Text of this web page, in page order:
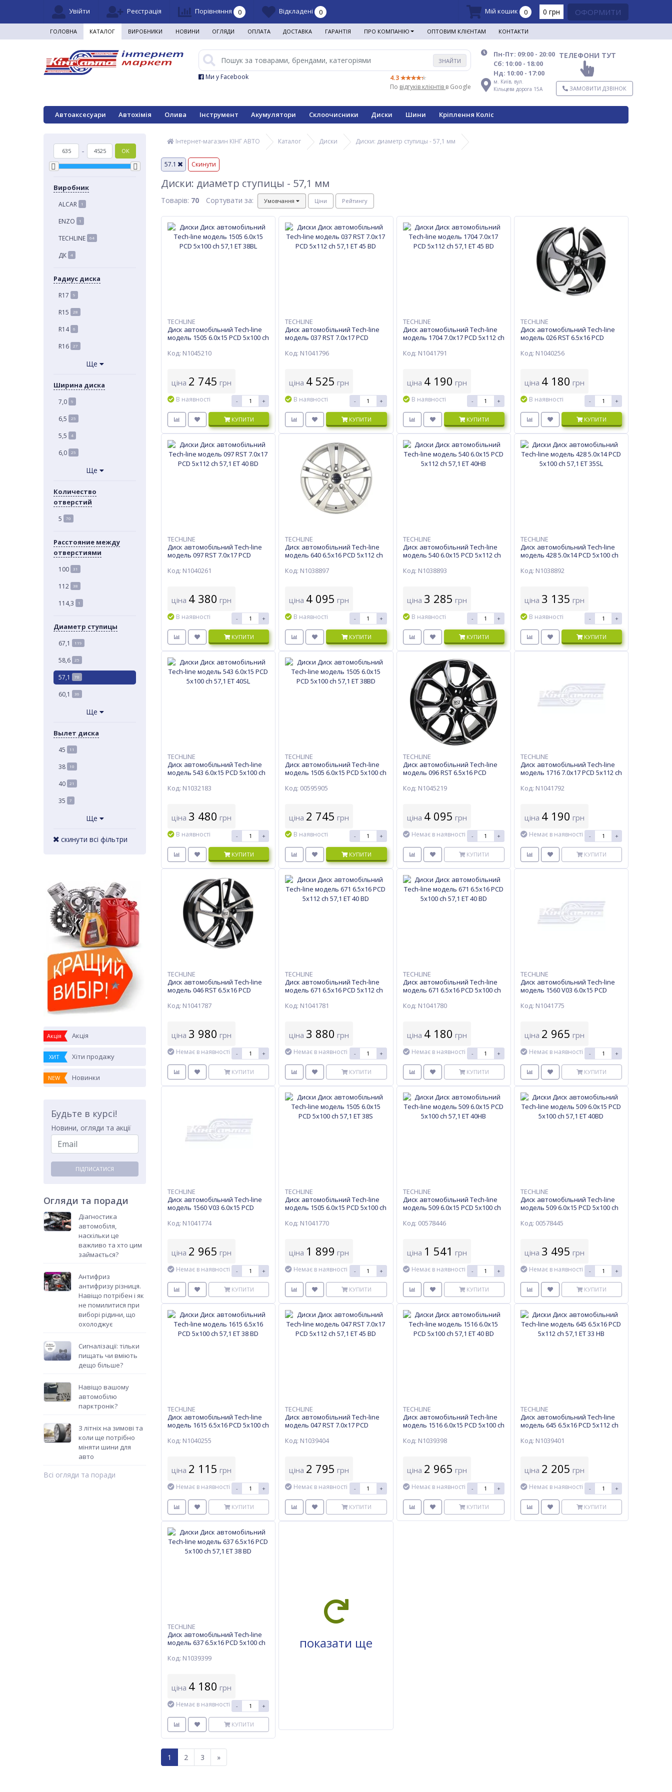
Увійти Реєстрація Порівняння 0 Відкладені 0 Мій кошик 0 0 грн ОФОРМИТИ
ГОЛОВНА КАТАЛОГ ВИРОБНИКИ НОВИНИ ОГЛЯДИ ОПЛАТА ДОСТАВКА ГАРАНТІЯ ПРО КОМПАНІЮ ОПТОВИМ КЛІЄНТАМ КОНТАКТИ
ЗНАЙТИ
4.3
По відгуків клієнтів в Google
Ми у Facebook
Пн-Пт: 09:00 - 20:00
Сб: 10:00 - 18:00
Нд: 10:00 - 17:00
м. Київ, вул.
Кільцева дорога 15А
ТЕЛЕФОНИ ТУТ
ЗАМОВИТИ ДЗВІНОК
Автоаксесуари Автохімія Олива Інструмент Акумулятори Склоочисники Диски Шини Кріплення Коліс
- OK
Виробник
ALCAR 1
ENZO 1
TECHLINE 64
ДК 4
Радиус диска
R17 9
R15 28
R14 6
R16 27
Ще
Ширина диска
7,0 9
6,5 25
5,5 4
6,0 25
Ще
Количество
отверстий
5 70
Расстояние между
отверстиями
100 31
112 38
114,3 1
Диаметр ступицы
67,1 119
58,6 25
57,1 70
60,1 36
Ще
Вылет диска
45 11
38 10
40 21
35 7
Ще
скинути всі фільтри
Акція Акція
ХИТ Хіти продажу
NEW Новинки
Будьте в курсі!
Новини, огляди та акції
ПІДПИСАТИСЯ
Огляди та поради
Діагностика
автомобіля,
наскільки це
важливо та хто цим
займається?
Антифриз
антифризу різниця.
Навіщо потрібен і як
не помилитися при
виборі рідини, що
охолоджує
Сигналізації: тільки
пищать чи вміють
дещо більше?
Навіщо вашому
автомобілю
парктронік?
З літніх на зимові та
коли ще потрібно
міняти шини для
авто
Всі огляди та поради
Інтернет-магазин КІНГ АВТО Каталог Диски Диски: диаметр ступицы - 57,1 мм
57.1 Скинути
Диски: диаметр ступицы - 57,1 мм
Товарів: 70 Сортувати за: Умовчання Ціни Рейтингу
TECHLINE
Диск автомобільний Tech-line
модель 1505 6.0х15 PCD 5x100 ch
Код: N1045210
ціна 2 745 грн
В наявності - +
КУПИТИ
TECHLINE
Диск автомобільний Tech-line
модель 037 RST 7.0х17 PCD
Код: N1041796
ціна 4 525 грн
В наявності - +
КУПИТИ
TECHLINE
Диск автомобільний Tech-line
модель 1704 7.0х17 PCD 5x112 ch
Код: N1041791
ціна 4 190 грн
В наявності - +
КУПИТИ
TECHLINE
Диск автомобільний Tech-line
модель 026 RST 6.5х16 PCD
Код: N1040256
ціна 4 180 грн
В наявності - +
КУПИТИ
TECHLINE
Диск автомобільний Tech-line
модель 097 RST 7.0х17 PCD
Код: N1040261
ціна 4 380 грн
В наявності - +
КУПИТИ
TECHLINE
Диск автомобільний Tech-line
модель 640 6.5х16 PCD 5x112 ch
Код: N1038897
ціна 4 095 грн
В наявності - +
КУПИТИ
TECHLINE
Диск автомобільний Tech-line
модель 540 6.0х15 PCD 5x112 ch
Код: N1038893
ціна 3 285 грн
В наявності - +
КУПИТИ
TECHLINE
Диск автомобільний Tech-line
модель 428 5.0х14 PCD 5x100 ch
Код: N1038892
ціна 3 135 грн
В наявності - +
КУПИТИ
TECHLINE
Диск автомобільний Tech-line
модель 543 6.0х15 PCD 5x100 ch
Код: N1032183
ціна 3 480 грн
В наявності - +
КУПИТИ
TECHLINE
Диск автомобільний Tech-line
модель 1505 6.0х15 PCD 5x100 ch
Код: 00595905
ціна 2 745 грн
В наявності - +
КУПИТИ
TECHLINE
Диск автомобільний Tech-line
модель 096 RST 6.5х16 PCD
Код: N1045219
ціна 4 095 грн
Немає в наявності - +
КУПИТИ
TECHLINE
Диск автомобільний Tech-line
модель 1716 7.0х17 PCD 5x112 ch
Код: N1041792
ціна 4 190 грн
Немає в наявності - +
КУПИТИ
TECHLINE
Диск автомобільний Tech-line
модель 046 RST 6.5х16 PCD
Код: N1041787
ціна 3 980 грн
Немає в наявності - +
КУПИТИ
TECHLINE
Диск автомобільний Tech-line
модель 671 6.5х16 PCD 5x112 ch
Код: N1041781
ціна 3 880 грн
Немає в наявності - +
КУПИТИ
TECHLINE
Диск автомобільний Tech-line
модель 671 6.5х16 PCD 5x100 ch
Код: N1041780
ціна 4 180 грн
Немає в наявності - +
КУПИТИ
TECHLINE
Диск автомобільний Tech-line
модель 1560 V03 6.0х15 PCD
Код: N1041775
ціна 2 965 грн
Немає в наявності - +
КУПИТИ
TECHLINE
Диск автомобільний Tech-line
модель 1560 V03 6.0х15 PCD
Код: N1041774
ціна 2 965 грн
Немає в наявності - +
КУПИТИ
TECHLINE
Диск автомобільний Tech-line
модель 1505 6.0х15 PCD 5x100 ch
Код: N1041770
ціна 1 899 грн
Немає в наявності - +
КУПИТИ
TECHLINE
Диск автомобільний Tech-line
модель 509 6.0х15 PCD 5x100 ch
Код: 00578446
ціна 1 541 грн
Немає в наявності - +
КУПИТИ
TECHLINE
Диск автомобільний Tech-line
модель 509 6.0х15 PCD 5x100 ch
Код: 00578445
ціна 3 495 грн
Немає в наявності - +
КУПИТИ
TECHLINE
Диск автомобільний Tech-line
модель 1615 6.5х16 PCD 5x100 ch
Код: N1040255
ціна 2 115 грн
Немає в наявності - +
КУПИТИ
TECHLINE
Диск автомобільний Tech-line
модель 047 RST 7.0х17 PCD
Код: N1039404
ціна 2 795 грн
Немає в наявності - +
КУПИТИ
TECHLINE
Диск автомобільний Tech-line
модель 1516 6.0х15 PCD 5x100 ch
Код: N1039398
ціна 2 965 грн
Немає в наявності - +
КУПИТИ
TECHLINE
Диск автомобільний Tech-line
модель 645 6.5х16 PCD 5x112 ch
Код: N1039401
ціна 2 205 грн
Немає в наявності - +
КУПИТИ
TECHLINE
Диск автомобільний Tech-line
модель 637 6.5х16 PCD 5x100 ch
Код: N1039399
ціна 4 180 грн
Немає в наявності - +
КУПИТИ
показати ще
1 2 3 »